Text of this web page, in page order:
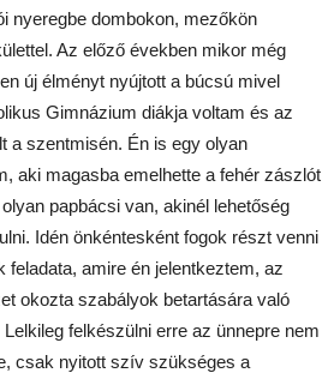
nyeregbe dombokon, mezőkön
Az előző években mikor még
új élményt nyújtott a búcsú mivel
Gimnázium diákja voltam és az
a szentmisén. Én is egy olyan
aki magasba emelhette a fehér zászlót
papbácsi van, akinél lehetőség
Idén önkéntesként fogok részt venni
feladata, amire én jelentkeztem, az
okozta szabályok betartására való
felkészülni erre az ünnepre nem
csak nyitott szív szükséges a